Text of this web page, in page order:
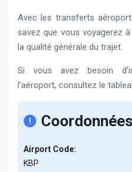
Avec les transferts
savez que vous voyagerez
la qualité générale du trajet.
Si vous avez besoin
l’aéroport, consultez le
Airport Code:
KBP